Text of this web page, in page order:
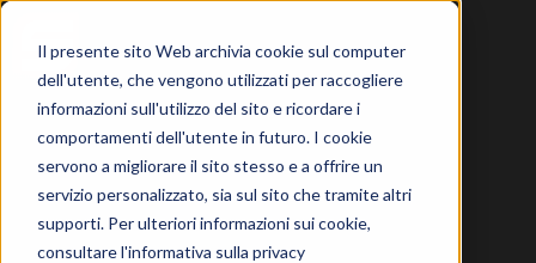
Il presente sito Web archivia cookie sul computer
dell'utente, che vengono utilizzati per raccogliere
informazioni sull'utilizzo del sito e ricordare i
comportamenti dell'utente in futuro. I cookie
servono a migliorare il sito stesso e a offrire un
servizio personalizzato, sia sul sito che tramite altri
supporti. Per ulteriori informazioni sui cookie,
consultare l'informativa sulla privacy